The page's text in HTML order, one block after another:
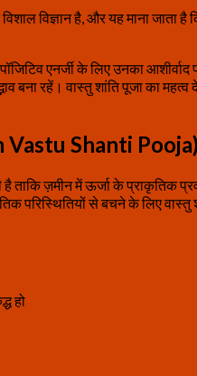
विज्ञान है, और यह माना
एनर्जी के लिए उनका आशीर्वाद
रहें। वास्तु शांति पूजा का
Vastu Shanti Pooja)
ज़मीन में ऊर्जा के प्राकृतिक
परिस्थितियों से बचने के लिए वास्तु
हो